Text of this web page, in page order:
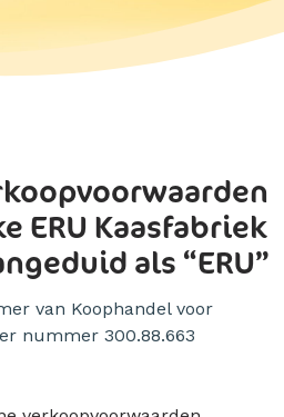
ERU Kaasfabriek
als “ERU”
van Koophandel voor
nummer 300.88.663